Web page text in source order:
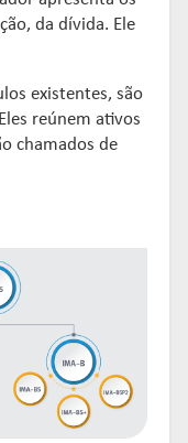
da dívida. Ele
existentes, são
reúnem ativos
chamados de